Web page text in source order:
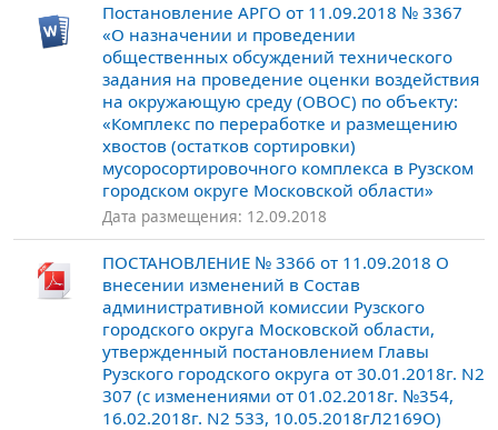
Постановление АРГО от 11.09.2018 № 3367
«О назначении и проведении
общественных обсуждений технического
задания на проведение оценки воздействия
на окружающую среду (ОВОС) по объекту:
«Комплекс по переработке и размещению
хвостов (остатков сортировки)
мусоросортировочного комплекса в Рузском
городском округе Московской области»
Дата размещения: 12.09.2018
ПОСТАНОВЛЕНИЕ № 3366 от 11.09.2018 О
внесении изменений в Состав
административной комиссии Рузского
городского округа Московской области,
утвержденный постановлением Главы
Рузского городского округа от 30.01.2018г. N2
307 (с изменениями от 01.02.2018г. №354,
16.02.2018г. N2 533, 10.05.2018гЛ2169О)